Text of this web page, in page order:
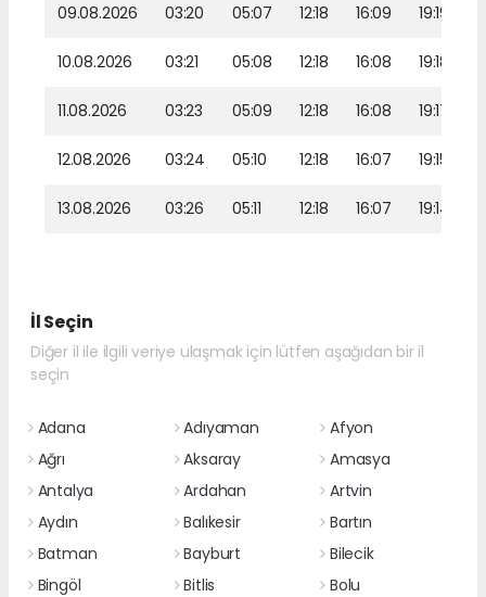
09.08.2026 03:20 05:07 12:18 16:09 19:19
10.08.2026 03:21 05:08 12:18 16:08 19:18
11.08.2026 03:23 05:09 12:18 16:08 19:17
12.08.2026 03:24 05:10 12:18 16:07 19:15
13.08.2026 03:26 05:11 12:18 16:07 19:14
İl Seçin
Diğer il ile ilgili veriye ulaşmak için lütfen aşağıdan bir il
seçin
Adana Adıyaman
Afyon
Ağrı
Aksaray
Amasya
Antalya
Ardahan
Artvin
Aydın
Balıkesir
Bartın
Batman
Bayburt
Bilecik
Bingöl
Bitlis
Bolu